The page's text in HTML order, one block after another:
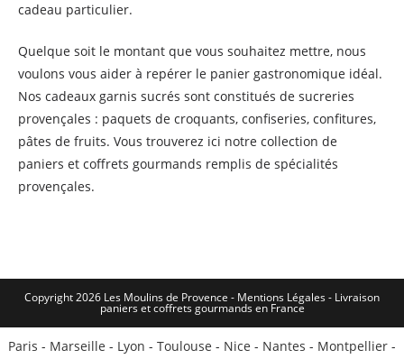
cadeau particulier.
Quelque soit le montant que vous souhaitez mettre, nous
voulons vous aider à repérer le panier gastronomique idéal.
Nos cadeaux garnis sucrés sont constitués de sucreries
provençales : paquets de croquants, confiseries, confitures,
pâtes de fruits. Vous trouverez ici notre collection de
paniers et coffrets gourmands remplis de spécialités
provençales.
Copyright 2026 Les Moulins de Provence - Mentions Légales - Livraison
paniers et coffrets gourmands en France
Paris - Marseille - Lyon - Toulouse - Nice - Nantes - Montpellier -